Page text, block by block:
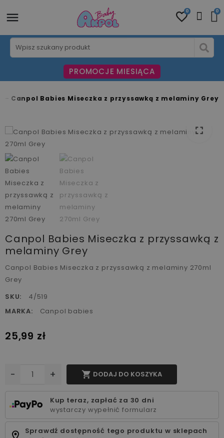
0 0
PROMOCJE MIESIĄCA
Canpol Babies Miseczka z przyssawką z melaminy Grey
fullscreen
fullscreen
Canpol Babies Miseczka z przyssawką z
melaminy Grey
Canpol Babies Miseczka z przyssawką z melaminy 270ml
Grey
SKU:
4/519
MARKA:
Canpol babies
25,99 zł
- +  DODAJ DO KOSZYKA
Kup teraz, zapłać za 30 dni
wystarczy wypełnić formularz
Sprawdź dostępność tego produktu w sklepach